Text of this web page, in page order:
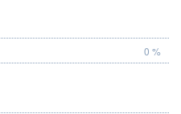
0 %